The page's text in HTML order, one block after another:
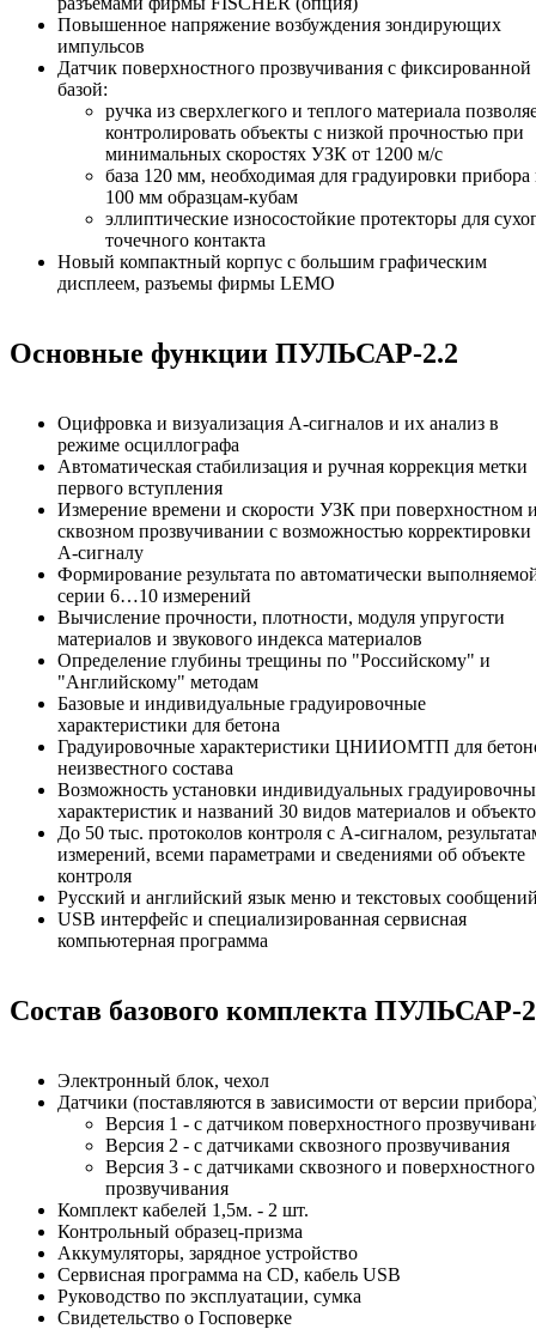
Повышенное напряжение возбуждения зондирующих
импульсов
Датчик поверхностного прозвучивания с фиксированной
базой:
ручка из сверхлегкого и теплого материала
контролировать объекты с низкой прочностью при
минимальных скоростях УЗК от 1200 м/с
база 120 мм, необходимая для градуировки прибора
100 мм образцам-кубам
эллиптические износостойкие протекторы для
точечного контакта
Новый компактный корпус с большим графическим
дисплеем, разъемы фирмы LEMO
Основные функции ПУЛЬСАР-2.2
Оцифровка и визуализация А-сигналов и их анализ в
режиме осциллографа
Автоматическая стабилизация и ручная коррекция метки
первого вступления
Измерение времени и скорости УЗК при поверхностном
сквозном прозвучивании с возможностью корректировки
А-сигналу
Формирование результата по автоматически
серии 6…10 измерений
Вычисление прочности, плотности, модуля упругости
материалов и звукового индекса материалов
Определение глубины трещины по "Российскому" и
"Английскому" методам
Базовые и индивидуальные градуировочные
характеристики для бетона
Градуировочные характеристики ЦНИИОМТП для
неизвестного состава
Возможность установки индивидуальных
характеристик и названий 30 видов материалов и
До 50 тыс. протоколов контроля с А-сигналом,
измерений, всеми параметрами и сведениями об объекте
контроля
Русский и английский язык меню и текстовых
USB интерфейс и специализированная сервисная
компьютерная программа
Состав базового комплекта ПУЛЬСАР-
Электронный блок, чехол
Датчики (поставляются в зависимости от версии
Версия 1 - с датчиком поверхностного
Версия 2 - с датчиками сквозного прозвучивания
Версия 3 - с датчиками сквозного и поверхностного
прозвучивания
Комплект кабелей 1,5м. - 2 шт.
Контрольный образец-призма
Аккумуляторы, зарядное устройство
Сервисная программа на CD, кабель USB
Руководство по эксплуатации, сумка
Свидетельство о Госповерке